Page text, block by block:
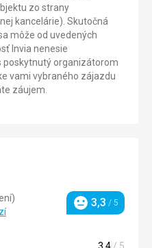
zo strany
kancelárie). Skutočná
môže od uvedených
Invia nenesie
poskytnutý organizátorom
vami vybraného zájazdu
záujem.
Hodnotenie
3,3 / 5
3,4 / 5